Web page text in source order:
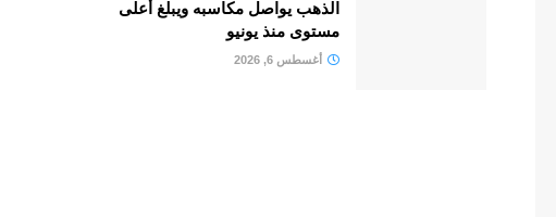
الذهب يواصل مكاسبه ويبلغ أعلى
مستوى منذ يونيو
أغسطس 6, 2026